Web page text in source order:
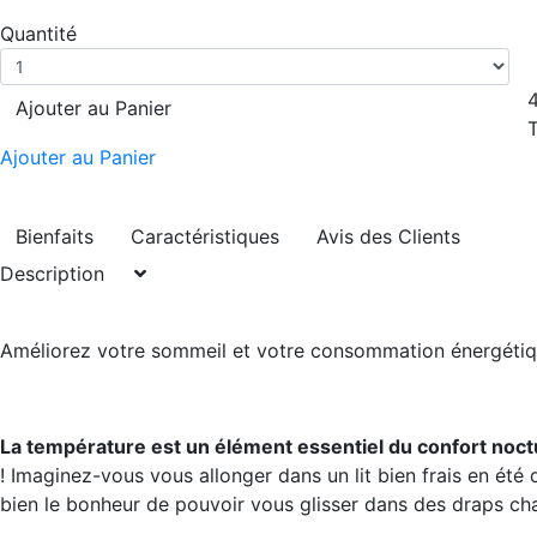
Quantité
Ajouter au Panier
Ajouter au Panier
Bienfaits Caractéristiques
Avis des Clients
Description
Améliorez votre sommeil et votre consommation
La température est un élément essentiel du confort
! Imaginez-vous vous allonger dans un lit bien frais en
bien le bonheur de pouvoir vous glisser dans des draps